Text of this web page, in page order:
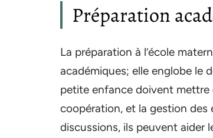
Préparation
La préparation à l’école
académiques; elle englobe le
petite enfance doivent
coopération, et la gestion des
discussions, ils peuvent aider